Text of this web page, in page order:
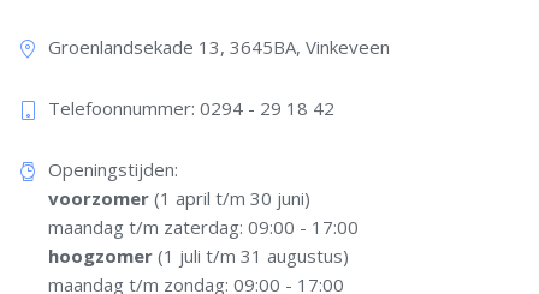
Groenlandsekade 13, 3645BA, Vinkeveen
Telefoonnummer: 0294 - 29 18 42​
Openingstijden:
voorzomer(1 april t/m 30 juni)
maandag t/m zaterdag: 09:00 - 17:00
hoogzomer(1 juli t/m 31 augustus)
maandag t/m zondag: 09:00 - 17:00